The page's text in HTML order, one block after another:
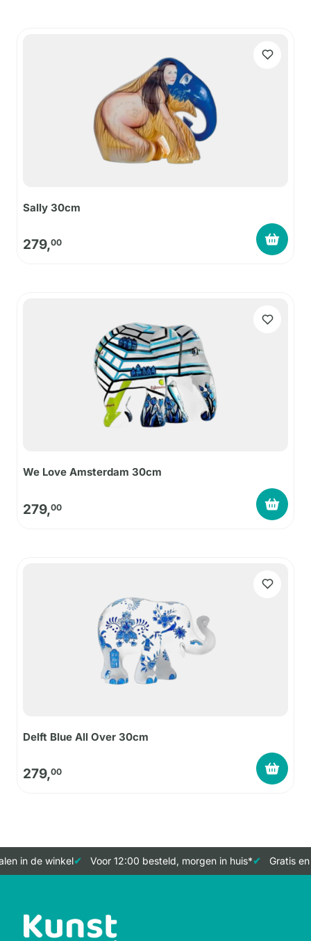
Sally 30cm
279,00
We Love Amsterdam 30cm
279,00
Delft Blue All Over 30cm
279,00
in de winkel Voor 12:00 besteld, morgen in huis* Gratis